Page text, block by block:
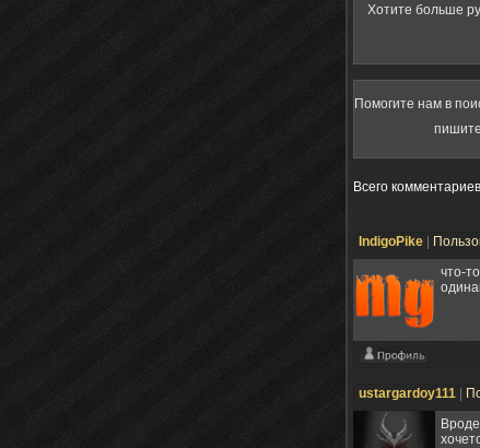
Хотите больше
Помогите нам в
пишите
Всего комментариев
IndigoPike
что-
ustargardoy111